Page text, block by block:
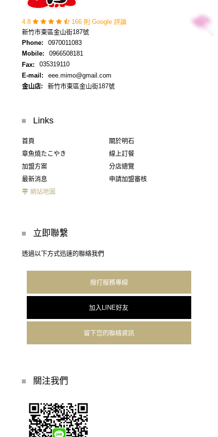
4.8
166 則 Google 評論
新竹市東區金山街187號
Phone:
0970011083
Mobile:
0966508181
Fax:
035319110
E-mail:
eee.mimo@gmail.com
金山店:
新竹市東區金山街187號
Links
首頁
關於明石
章魚燒たこやき
線上訂餐
加盟方案
分店總覽
最新消息
申請加盟審核
網站地圖
立即聯繫
透過以下方式迅速的聯絡我們
撥打服務專線
加入LINE好友
留下您的聯絡資訊
關注我們